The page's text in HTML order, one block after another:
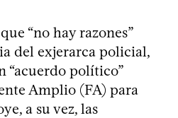
“no hay razones”
del exjerarca policial,
“acuerdo político”
Amplio (FA) para
a su vez, las